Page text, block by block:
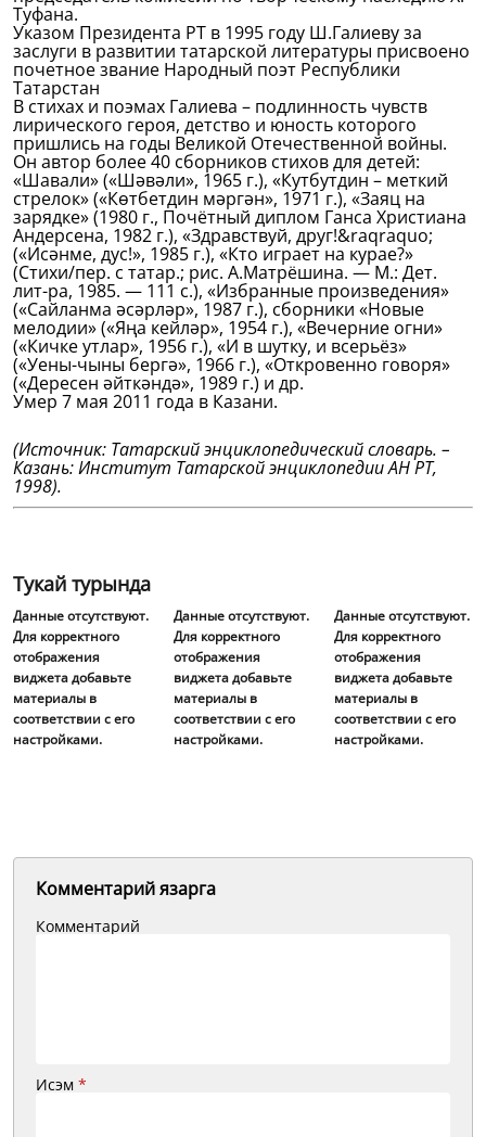
Туфана.
Указом Президента РТ в 1995 году Ш.Галиеву за
заслуги в развитии татарской литературы присвоено
почетное звание Народный поэт Республики
Татарстан
В стихах и поэмах Галиева – подлинность чувств
лирического героя, детство и юность которого
пришлись на годы Великой Отечественной войны.
Он автор более 40 сборников стихов для детей:
«Шавали» («Шәвәли», 1965 г.), «Кутбутдин – меткий
стрелок» («Көтбетдин мәргән», 1971 г.), «Заяц на
зарядке» (1980 г., Почётный диплом Ганса Христиана
Андерсена, 1982 г.), «Здравствуй, друг!&raqraquo;
(«Исәнме, дус!», 1985 г.), «Кто играет на курае?»
(Стихи/пер. с татар.; рис. А.Матрёшина. — М.: Дет.
лит-ра, 1985. — 111 с.), «Избранные произведения»
(«Сайланма әсәрләр», 1987 г.), сборники «Новые
мелодии» («Яңа кейләр», 1954 г.), «Вечерние огни»
(«Кичке утлар», 1956 г.), «И в шутку, и всерьёз»
(«Уены-чыны бергә», 1966 г.), «Откровенно говоря»
(«Дересен әйткәндә», 1989 г.) и др.
Умер 7 мая 2011 года в Казани.
(Источник: Татарский энциклопедический словарь. –
Казань: Институт Татарской энциклопедии АН РТ,
1998).
Тукай турында
Данные отсутствуют.
Для корректного
отображения
виджета добавьте
материалы в
соответствии с его
настройками.
Данные отсутствуют.
Для корректного
отображения
виджета добавьте
материалы в
соответствии с его
настройками.
Данные отсутствуют.
Для корректного
отображения
виджета добавьте
материалы в
соответствии с его
настройками.
Комментарий язарга
Комментарий
Исэм *